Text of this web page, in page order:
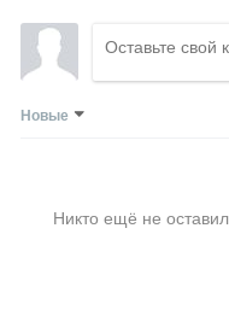
Новые
Никто ещё не